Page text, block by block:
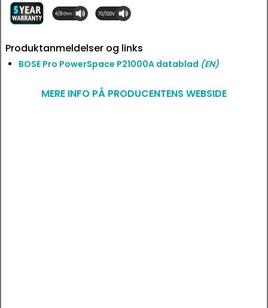
Produktanmeldelser og links
BOSE Pro PowerSpace P21000A datablad (EN)
MERE INFO PÅ PRODUCENTENS WEBSIDE